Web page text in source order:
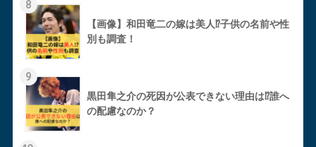
8
【画像】和田竜二の嫁は美人⁉︎子供の名前や性
別も調査！
9
黒田隼之介の死因が公表できない理由は⁉︎誰へ
の配慮なのか？